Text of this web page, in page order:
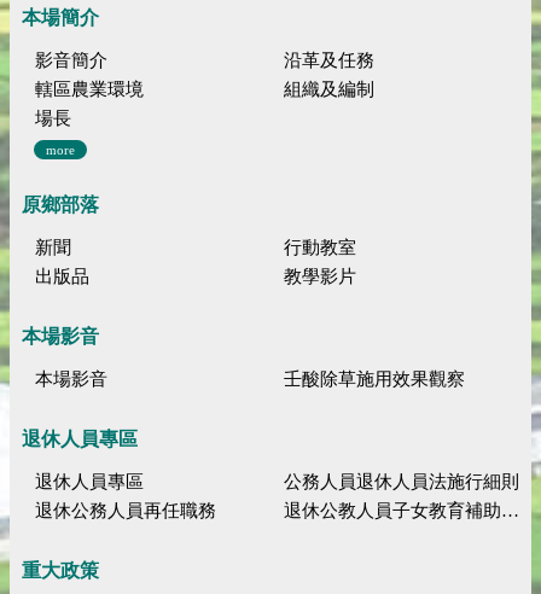
本場簡介
影音簡介
沿革及任務
轄區農業環境
組織及編制
場長
more
原鄉部落
新聞
行動教室
出版品
教學影片
本場影音
本場影音 壬酸除草施用效果觀察
退休人員專區
退休人員專區
公務人員退休人員法施行細則
退休公務人員再任職務
退休公教人員子女教育補助規定
重大政策